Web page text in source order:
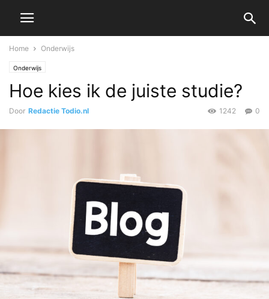
Home Onderwijs
Onderwijs
Hoe kies ik de juiste studie?
Door Redactie Todio.nl 0
1242